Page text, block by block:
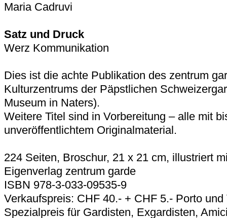
Maria Cadruvi
Satz und Druck
Werz Kommunikation
Dies ist die achte Publikation des zentrum
Kulturzentrums der Päpstlichen
Museum in Naters).
Weitere Titel sind in Vorbereitung – alle mit
unveröffentlichtem Originalmaterial.
224 Seiten, Broschur, 21 x 21 cm, illustriert
Eigenverlag zentrum garde
ISBN 978-3-033-09535-9
Verkaufspreis: CHF 40.- + CHF 5.- Porto und
Spezialpreis für Gardisten, Exgardisten,